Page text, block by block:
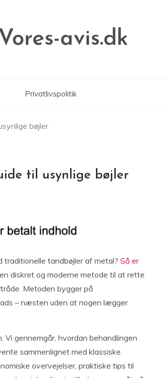
Vores-avis.dk
Privatlivspolitik
bøjler
til usynlige bøjler
traditionelle tandbøjler af metal? Så er
diskret og moderne metode til at rette
Metoden bygger på
– næsten uden at nogen lægger
Vi gennemgår, hvordan behandlingen
sammenlignet med klassiske
overvejelser, praktiske tips til